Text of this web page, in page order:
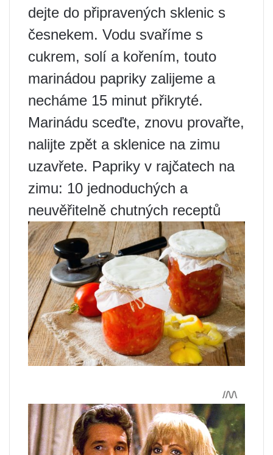
dejte do připravených sklenic s
česnekem. Vodu svaříme s
cukrem, solí a kořením, touto
marinádou papriky zalijeme a
necháme 15 minut přikryté.
Marinádu sceďte, znovu provařte,
nalijte zpět a sklenice na zimu
uzavřete. Papriky v rajčatech na
zimu: 10 jednoduchých a
neuvěřitelně chutných receptů